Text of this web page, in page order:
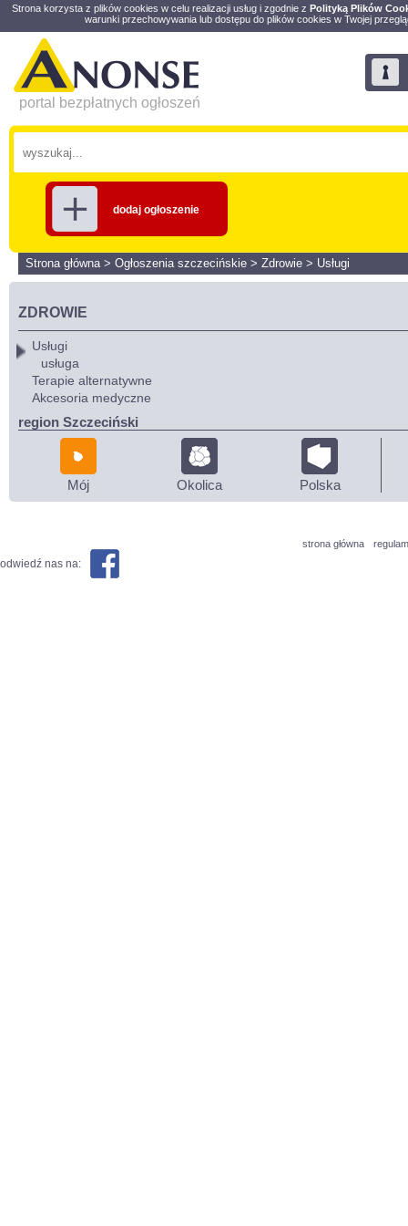
Strona korzysta z plików cookies w celu realizacji usług i zgodnie z Polityką Plików
warunki przechowywania lub dostępu do plików cookies w Twojej
portal bezpłatnych ogłoszeń
dodaj ogłoszenie
Strona główna> Ogłoszenia szczecińskie > Zdrowie > Usługi
ZDROWIE
Usługi
usługa
Terapie alternatywne
Akcesoria medyczne
region Szczeciński
Mój Okolica Polska
strona główna
odwiedź nas na: